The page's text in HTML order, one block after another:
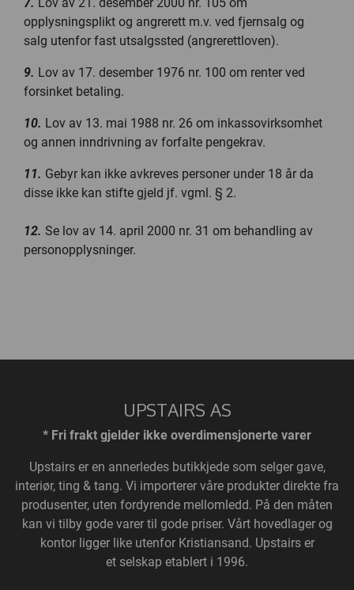
7. Lov av 21. desember 2000 nr. 105 om
opplysningsplikt og angrerett m.v. ved fjernsalg og
salg utenfor fast utsalgssted (angrerettloven).
9. Lov av 17. desember 1976 nr. 100 om renter ved
forsinket betaling.
10. Lov av 13. mai 1988 nr. 26 om inkassovirksomhet
og annen inndrivning av forfalte pengekrav.
11. Gebyr kan ikke avkreves personer under 18 år da
disse ikke kan stifte gjeld jf. vgml. § 2.
12. Se lov av 14. april 2000 nr. 31 om behandling av
personopplysninger.
UPSTAIRS AS
* Fri frakt gjelder ikke overdimensjonerte varer
Upstairs er en annerledes butikkjede som selger gave,
interiør, ting & tang. Vi importerer våre produkter direkte fra
produsenter, uten fordyrende mellomledd. På den måten
kan vi tilby gode varer til gode priser. Vårt hovedlager og
kontor ligger like utenfor Kristiansand. Upstairs er
et selskap etablert i 1996.